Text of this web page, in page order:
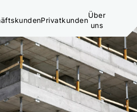
Privatkunden
Über
uns